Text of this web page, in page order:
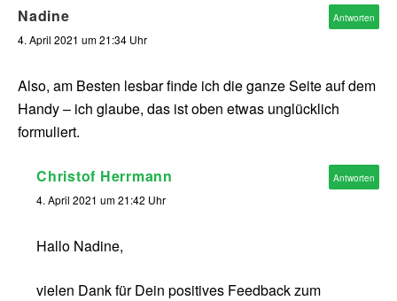
Nadine
4. April 2021 um 21:34 Uhr
Also, am Besten lesbar finde ich die ganze Seite auf dem
Handy – ich glaube, das ist oben etwas unglücklich
formuliert.
Antworten
Christof Herrmann
4. April 2021 um 21:42 Uhr
Hallo Nadine,
vielen Dank für Dein positives Feedback zum
Antworten